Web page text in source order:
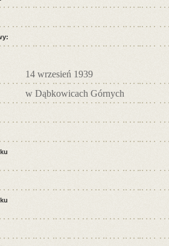
14 wrzesień 1939
w Dąbkowicach Górnych